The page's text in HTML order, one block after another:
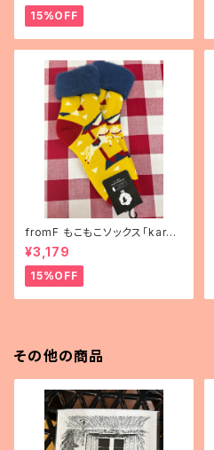
15%OFF
fromF もこもこソックス「karus
elli（メリーゴーランド）」
¥3,179
15%OFF
その他の商品